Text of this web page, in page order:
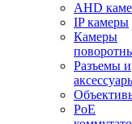
AHD
IP камеры
Камеры
Разъемы и
PoE